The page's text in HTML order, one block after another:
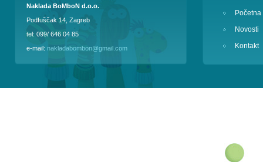
Naklada BoMboN d.o.o.
Podfuščak 14, Zagreb
tel: 099/ 646 04 85
e-mail: nakladabombon@gmail.com
Početna
Novosti
Kontakt